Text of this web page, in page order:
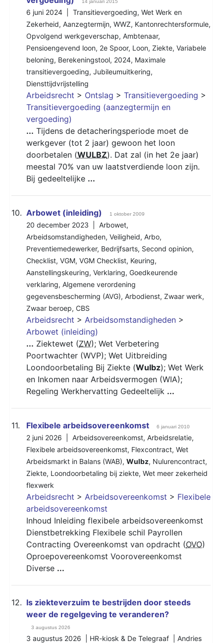
14 januari 2015
6 juni 2024 | Transitievergoeding, Wet Werk en
Zekerheid, Aanzegtermijn, WWZ, Kantonrechtersformule,
Opvolgend werkgeverschap, Ambtenaar,
Pensioengevend loon, 2e Spoor, Loon, Ziekte, Variabele
beloning, Berekeningstool, 2024, Maximale
transitievergoeding, Jubileumuitkering,
Diensttijdvrijstelling
Arbeidsrecht > Ontslag > Transitievergoeding >
Transitievergoeding (aanzegtermijn en
vergoeding)
... Tijdens de detacheringsperiode moet de
werkgever (tot 2 jaar) gewoon het loon
doorbetalen (WULBZ). Dat zal (in het 2e jaar)
meestal 70% van uw laatstverdiende loon zijn.
Bij gedeeltelijke ...
10. Arbowet (inleiding) 1 oktober 2009
20 december 2023 | Arbowet,
Arbeidsomstandigheden, Veiligheid, Arbo,
Preventiemedewerker, Bedrijfsarts, Second opinion,
Checklist, VGM, VGM Checklist, Keuring,
Aanstellingskeuring, Verklaring, Goedkeurende
verklaring, Algemene verordening
gegevensbescherming (AVG), Arbodienst, Zwaar werk,
Zwaar beroep, CBS
Arbeidsrecht > Arbeidsomstandigheden >
Arbowet (inleiding)
... Ziektewet (ZW); Wet Verbetering
Poortwachter (WVP); Wet Uitbreiding
Loondoorbetaling Bij Ziekte (Wulbz); Wet Werk
en Inkomen naar Arbeidsvermogen (WIA);
Regeling Werkhervatting Gedeeltelijk ...
11. Flexibele arbeidsovereenkomst 6 januari 2010
2 juni 2026 | Arbeidsovereenkomst, Arbeidsrelatie,
Flexibele arbeidsovereenkomst, Flexcontract, Wet
Arbeidsmarkt in Balans (WAB), Wulbz, Nulurencontract,
Ziekte, Loondoorbetaling bij ziekte, Wet meer zekerheid
flexwerk
Arbeidsrecht > Arbeidsovereenkomst > Flexibele
arbeidsovereenkomst
Inhoud Inleiding flexibele arbeidsovereenkomst
Dienstbetrekking Flexibele schil Payrollen
Contracting Overeenkomst van opdracht (OVO)
Oproepovereenkomst Voorovereenkomst
Diverse ...
12. Is ziekteverzuim te bestrijden door steeds
weer de regelgeving te veranderen?
3 augustus 2026
3 augustus 2026 | HR-kiosk & De Telegraaf | Andries